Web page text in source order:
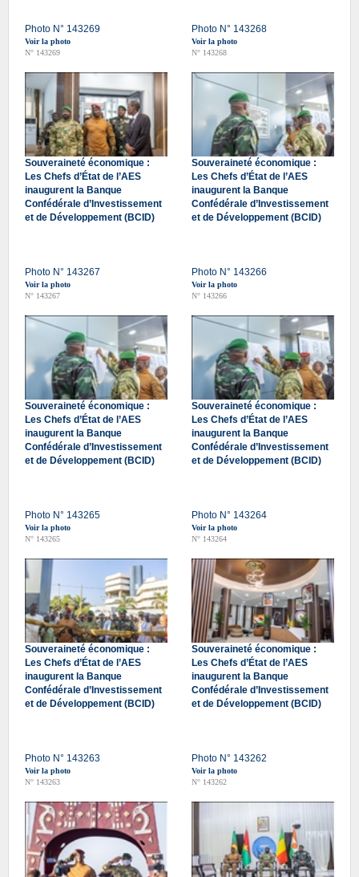
Photo N° 143269
Voir la photo
N° 143269
Photo N° 143268
Voir la photo
N° 143268
Souveraineté économique :
Les Chefs d’État de l’AES
inaugurent la Banque
Confédérale d’Investissement
et de Développement (BCID)
Photo N° 143267
Voir la photo
N° 143267
Souveraineté économique :
Les Chefs d’État de l’AES
inaugurent la Banque
Confédérale d’Investissement
et de Développement (BCID)
Photo N° 143266
Voir la photo
N° 143266
Souveraineté économique :
Les Chefs d’État de l’AES
inaugurent la Banque
Confédérale d’Investissement
et de Développement (BCID)
Photo N° 143265
Voir la photo
N° 143265
Souveraineté économique :
Les Chefs d’État de l’AES
inaugurent la Banque
Confédérale d’Investissement
et de Développement (BCID)
Photo N° 143264
Voir la photo
N° 143264
Souveraineté économique :
Les Chefs d’État de l’AES
inaugurent la Banque
Confédérale d’Investissement
et de Développement (BCID)
Photo N° 143263
Voir la photo
N° 143263
Souveraineté économique :
Les Chefs d’État de l’AES
inaugurent la Banque
Confédérale d’Investissement
et de Développement (BCID)
Photo N° 143262
Voir la photo
N° 143262